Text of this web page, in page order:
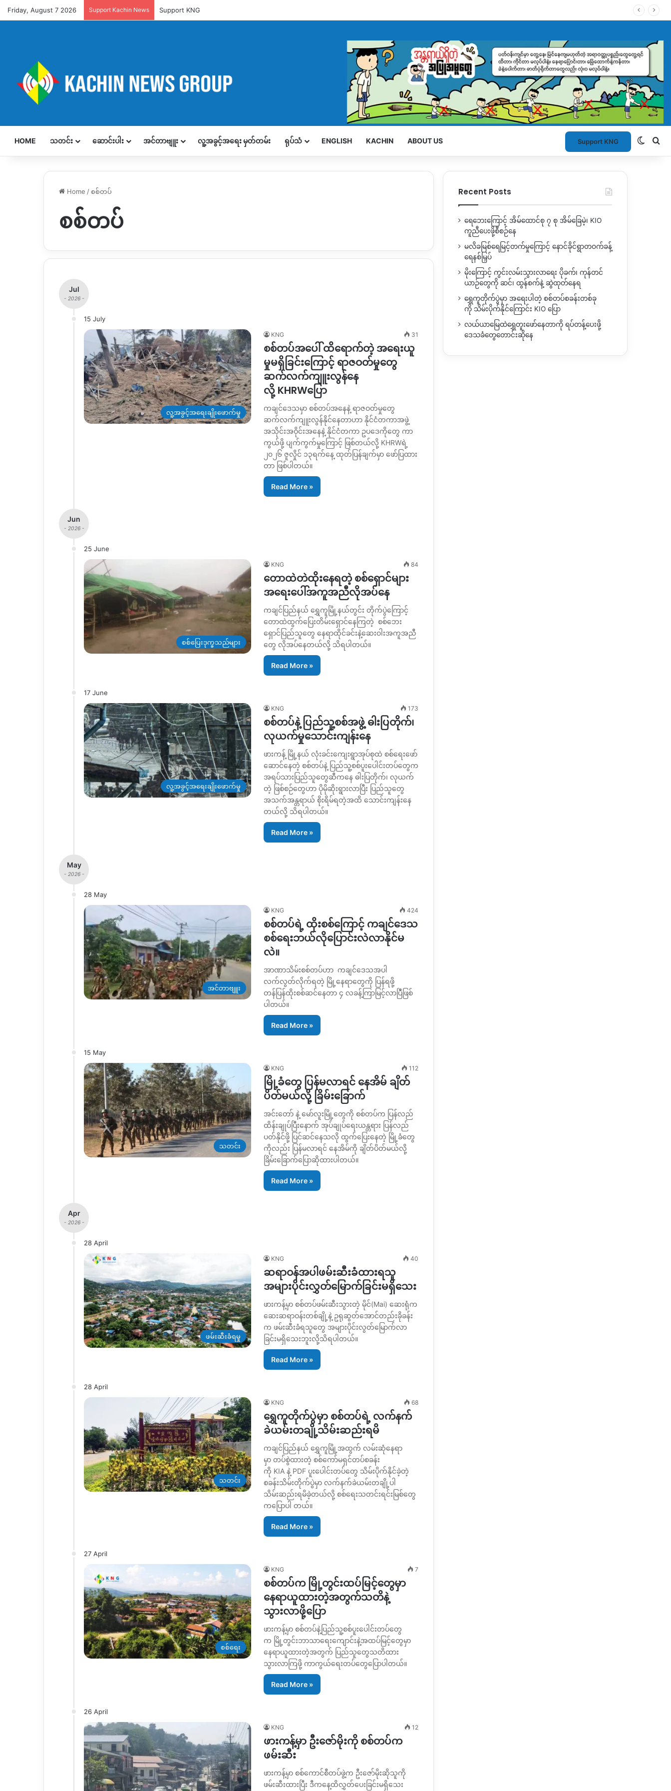
Friday, August 7 2026 Support Kachin News Support KNG
HOME သတင်း ဆောင်းပါး အင်တာဗျူး လူ့အခွင့်အရေး မှတ်တမ်း ရုပ်သံ ENGLISH KACHIN ABOUT US Support KNG
Home /စစ်တပ်
စစ်တပ်
Jul
- 2026 -
15 July
လူ့အခွင့်အရေးချိုးဖောက်မှု
KNG 31
စစ်တပ်အပေါ် ထိရောက်တဲ့ အရေးယူ
မှုမရှိခြင်းကြောင့် ရာဇဝတ်မှုတွေ
ဆက်လက်ကျူးလွန်နေ
လို့ KHRWပြော
ကချင်ဒေသမှာ စစ်တပ်အနေနဲ့ ရာဇဝတ်မှုတွေ
ဆက်လက်ကျူးလွန်နိုင်နေတာဟာ နိုင်ငံတကာအဖွဲ့
အသိုင်းအဝိုင်းအနေနဲ့ နိုင်ငံတကာ ဥပဒေကိုတွေ ကာ
ကွယ်ဖို့ ပျက်ကွက်မှုကြောင့် ဖြစ်တယ်လို့ KHRWရဲ့
၂၀၂၆ ဇူလှိုင် ၁၃ရက်နေ့ ထုတ်ပြန်ချက်မှာ ဖော်ပြထား
တာ ဖြစ်ပါတယ်။
Read More »
Jun
- 2026 -
25 June
စစ်ပြေးဒုက္ခသည်များ
KNG 84
တောထဲတဲထိုးနေရတဲ့ စစ်ရှောင်များ
အရေးပေါ်အကူအညီလိုအပ်နေ
ကချင်ပြည်နယ် ရွှေကူမြို့နယ်တွင်း တိုက်ပွဲကြောင့်
တောထဲထွက်ပြေးတိမ်းရှောင်နေကြတဲ့ စစ်ဘေး
ရှောင်ပြည်သူတွေ နေရာထိုင်ခင်းနဲ့ဆေးဝါးအကူအညီ
တွေ လိုအပ်နေတယ်လို့ သိရပါတယ်။
Read More »
17 June
လူ့အခွင့်အရေးချိုးဖောက်မှု
KNG 173
စစ်တပ်နဲ့ ပြည်သူ့စစ်အဖွဲ့ ဓါးပြတိုက်၊
လုယက်မှုသောင်းကျန်းနေ
ဖားကန့် မြို့နယ် လုံးခင်းကျေးရွာအုပ်စုထဲ စစ်ရေးဖော်
ဆောင်နေတဲ့ စစ်တပ်နဲ့ ပြည်သူ့စစ်ပူးပေါင်းတပ်တွေက
အရပ်သားပြည်သူတွေဆီကနေ ဓါးပြတိုက်၊ လုယက်
တဲ့ ဖြစ်စဉ်တွေဟာ ပိုမိုဆိုးရွားလာပြီး ပြည်သူတွေ
အသက်အန္တရာယ် စိုးရိမ်ရတဲ့အထိ သောင်းကျန်းနေ
တယ်လို့ သိရပါတယ်။
Read More »
May
- 2026 -
28 May
အင်တာဗျူး
KNG 424
စစ်တပ်ရဲ့ ထိုးစစ်ကြောင့် ကချင်ဒေသ
စစ်ရေးဘယ်လိုပြောင်းလဲလာနိုင်မ
လဲ။
အာဏာသိမ်းစစ်တပ်ဟာ ကချင်ဒေသအပါ
လက်လွတ်လိုက်ရတဲ့ မြို့နေရာတွေကို ပြန်ရဖို့
တန်ပြန်ထိုးစစ်ဆင်နေတာ ၄ လခန့်ကြာမြင့်လာပြီဲဖြစ်
ပါတယ်။
Read More »
15 May
သတင်း
KNG 112
မြို့ခံတွေ ပြန်မလာရင် နေအိမ် ချိတ်
ပိတ်မယ်လို့ ခြိမ်းခြောက်
အင်းတော် နဲ့ မော်လူးမြို့တွေကို စစ်တပ်က ပြန်လည်
ထိန်းချုပ်ပြီးနောက် အုပ်ချုပ်ရေးယန္တရား ပြန်လည်
ပတ်နိုင်ဖို့ ပြင်ဆင်နေသလို ထွက်ပြေးနေတဲ့ မြို့ခံတွေ
ကိုလည်း ပြန်မလာရင် နေအိမ်ကို ချိတ်ပိတ်မယ်လို့
ခြိမ်းခြောက်ပြောဆိုထားပါတယ်။
Read More »
Apr
- 2026 -
28 April
ဖမ်းဆီးခံရမှု
KNG 40
ဆရာဝန်အပါဖမ်းဆီးခံထားရသူ
အများပိုင်းလွှတ်မြောက်ခြင်းမရှိသေး
ဖားကန့်မှာ စစ်တပ်ဖမ်းဆီးသွားတဲ့ မိုင်(Mai) ဆေးရုံက
ဆေးဆရာဝန်းတစ်ချို့နဲ့ ဥရုဆွတ်အောင်တည်းခိုခန်း
က ဖမ်းဆီးခံရသူတွေ အများပိုင်းလွတ်မြောက်လာ
ခြင်းမရှိသေးဘူးလို့သိရပါတယ်။
Read More »
28 April
သတင်း
KNG 68
ရွှေကူတိုက်ပွဲမှာ စစ်တပ်ရဲ့ လက်နက်
ခဲယမ်းတချို့သိမ်းဆည်းရမိ
ကချင်ပြည်နယ် ရွှေကူမြို့အထွက် လမ်းဆုံနေရာ
မှာ တပ်စွဲထားတဲ့ စစ်ကော်မရှင်တပ်စခန်း
ကို KIA နဲ့ PDF ပူးပေါင်းတပ်တွေ သိမ်းပိုက်နိုင်ခဲ့တဲ့
စခန်းသိမ်းတိုက်ပွဲမှာ လက်နက်ခဲယမ်းတချို့ပါ
သိမ်းဆည်းရမိခဲ့တယ်လို့ စစ်ရေးသတင်းရင်းမြစ်တွေ
ကပြောပါ တယ်။
Read More »
27 April
စစ်ရေး
KNG 7
စစ်တပ်က မြို့တွင်းထပ်မြင့်တွေမှာ
နေရာယူထားတဲ့အတွက်သတိနဲ့
သွားလာဖို့ပြော
ဖားကန့်မှာ စစ်တပ်နဲ့ပြည်သူ့စစ်ပူးပေါင်းတပ်တွေ
က မြို့တွင်းဘာသာရေးကျောင်းနဲ့အထပ်မြင့်တွေမှာ
နေရာယူထားတဲ့အတွက် ပြည်သူတွေသတိထား
သွားလာကြဖို့ ကာကွယ်ရေးတပ်တွေပြောပါတယ်။
Read More »
26 April
KNG 12
ဖားကန့်မှာ ဦးဇော်မိုးကို စစ်တပ်က
ဖမ်းဆီး
ဖားကန့်မှာ စစ်ကောင်စီတပ်ဖွဲ့က ဦးဇော်မိုးဆိုသူကို
ဖမ်းဆီးထားပြီး ဒီကနေ့ထိလွှတ်ပေးခြင်းမရှိသေး
Recent Posts
ရေဘေးကြောင့် အိမ်ထောင်စု ၇ စု အိမ်ခြေမဲ့၊ KIO
ကူညီပေးဖို့စီစဉ်နေ
မလိခမြစ်ရေမြင့်တက်မှုကြောင့် နောင်ခိုင်ရွာတဝက်ခန့်
ရေနစ်မြှပ်
မိုးကြောင့် ကွင်းလမ်းသွားလာရေး ပိုခက်၊ ကုန်တင်
ယာဉ်တွေကို ဆင်၊ ထွန်စက်နဲ့ ဆွဲထုတ်နေရ
ရွှေကူတိုက်ပွဲမှာ အရေးပါတဲ့ စစ်တပ်စခန်းတစ်ခု
ကို သိမ်းပိုက်နိုင်ကြောင်း KIO ပြော
လယ်ယာမြေထဲရွှေတူးဖော်နေတာကို ရပ်တန့်ပေးဖို့
ဒေသခံတွေတောင်းဆိုနေ